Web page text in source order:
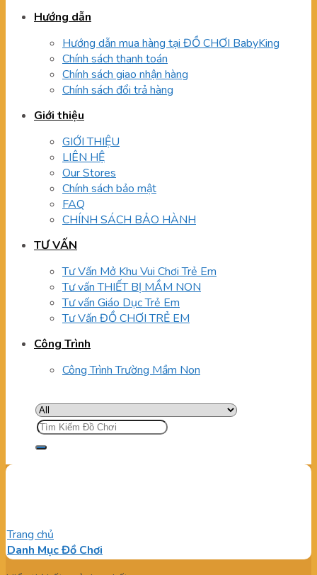
Hướng dẫn
Hướng dẫn mua hàng tại ĐỒ CHƠI BabyKing
Chính sách thanh toán
Chính sách giao nhận hàng
Chính sách đổi trả hàng
Giới thiệu
GIỚI THIỆU
LIÊN HỆ
Our Stores
Chính sách bảo mật
FAQ
CHÍNH SÁCH BẢO HÀNH
TƯ VẤN
Tư Vấn Mở Khu Vui Chơi Trẻ Em
Tư vấn THIẾT BỊ MẦM NON
Tư vấn Giáo Dục Trẻ Em
Tư Vấn ĐỒ CHƠI TRẺ EM
Công Trình
Công Trình Trường Mầm Non
Tìm
kiếm:
Trang chủ
Danh Mục Đồ Chơi